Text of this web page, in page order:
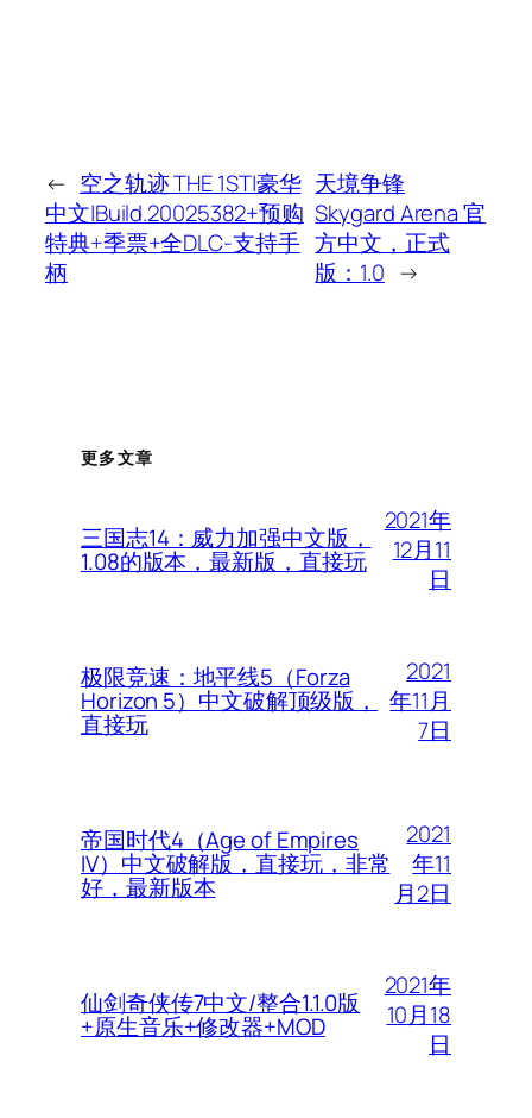
← 空之轨迹 THE 1ST|豪华
中文|Build.20025382+预购
特典+季票+全DLC-支持手
柄
天境争锋
Skygard Arena 官
方中文，正式
版：1.0 →
更多文章
三国志14：威力加强中文版，
1.08的版本，最新版，直接玩
2021年
12月11
日
极限竞速：地平线5（Forza
Horizon 5）中文破解顶级版，
直接玩
2021
年11月
7日
帝国时代4（Age of Empires
IV）中文破解版，直接玩，非常
好，最新版本
2021
年11
月2日
仙剑奇侠传7中文/整合1.1.0版
+原生音乐+修改器+MOD
2021年
10月18
日